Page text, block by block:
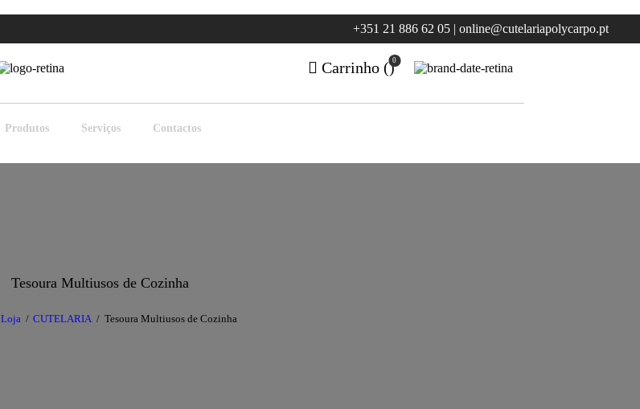
+351 21 886 62 05 | online@cutelariapolycarpo.pt
Carrinho ( 0
)
Produtos Serviços Contactos
Tesoura Multiusos de Cozinha
Loja CUTELARIA Tesoura Multiusos de Cozinha